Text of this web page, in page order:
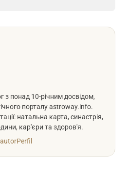
з понад 10-річним досвідом,
порталу astroway.info.
натальна карта, синастрія,
кар'єри та здоров'я.
Perfil